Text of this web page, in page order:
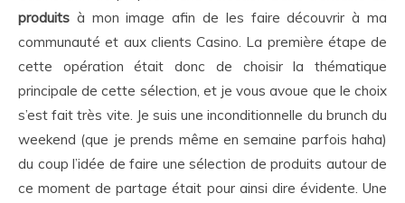
produits à mon image afin de les faire découvrir à ma
communauté et aux clients Casino. La première étape de
cette opération était donc de choisir la thématique
principale de cette sélection, et je vous avoue que le choix
s’est fait très vite. Je suis une inconditionnelle du brunch du
weekend (que je prends même en semaine parfois haha)
du coup l’idée de faire une sélection de produits autour de
ce moment de partage était pour ainsi dire évidente. Une